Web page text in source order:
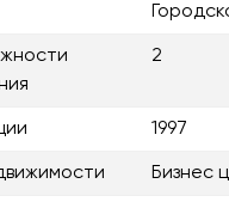
2
1997
Бизнес